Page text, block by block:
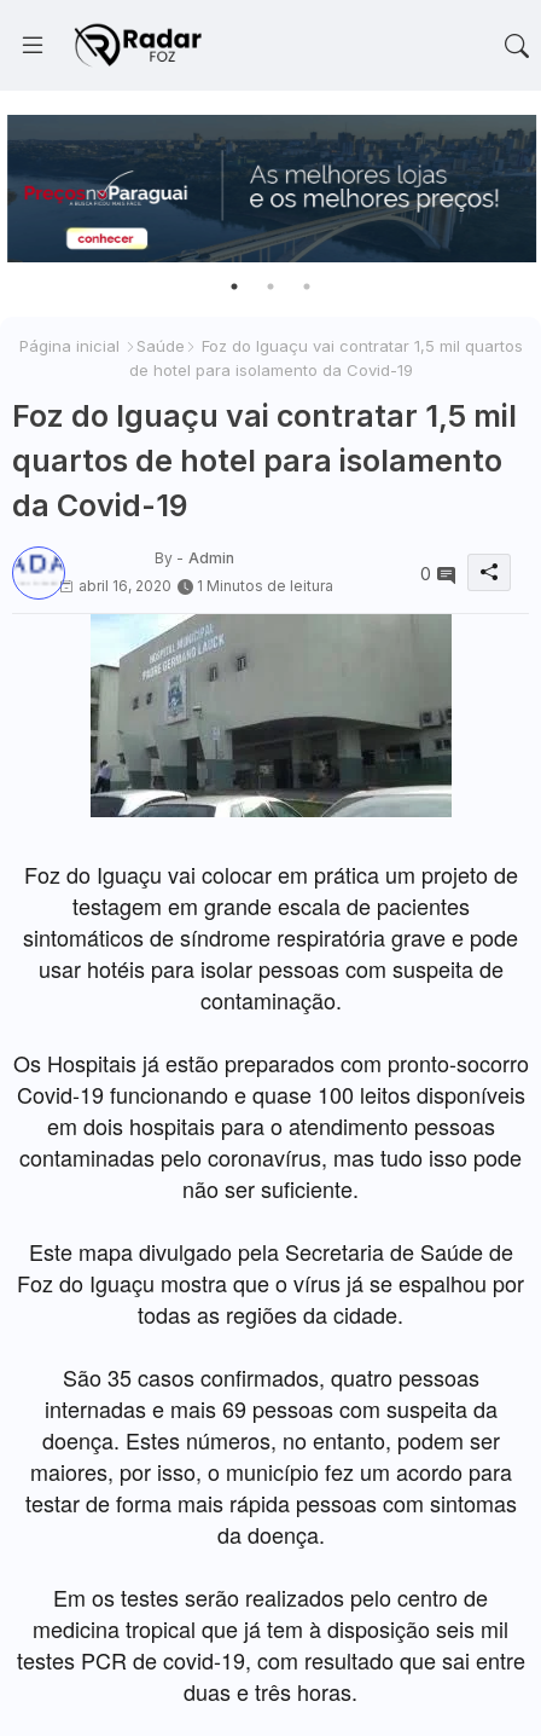
Página inicial Saúde
Foz do Iguaçu vai contratar 1,5 mil quartos
de hotel para isolamento da Covid-19
Foz do Iguaçu vai contratar 1,5 mil
quartos de hotel para isolamento
da Covid-19
By - Admin
abril 16, 2020
1 Minutos de leitura
0
Foz do Iguaçu vai colocar em prática um projeto de
testagem em grande escala de pacientes
sintomáticos de síndrome respiratória grave e pode
usar hotéis para isolar pessoas com suspeita de
contaminação.
Os Hospitais já estão preparados com pronto-socorro
Covid-19 funcionando e quase 100 leitos disponíveis
em dois hospitais para o atendimento pessoas
contaminadas pelo coronavírus, mas tudo isso pode
não ser suficiente.
Este mapa divulgado pela Secretaria de Saúde de
Foz do Iguaçu mostra que o vírus já se espalhou por
todas as regiões da cidade.
São 35 casos confirmados, quatro pessoas
internadas e mais 69 pessoas com suspeita da
doença. Estes números, no entanto, podem ser
maiores, por isso, o município fez um acordo para
testar de forma mais rápida pessoas com sintomas
da doença.
Em os testes serão realizados pelo centro de
medicina tropical que já tem à disposição seis mil
testes PCR de covid-19, com resultado que sai entre
duas e três horas.